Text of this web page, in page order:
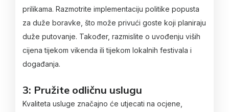
prilikama. Razmotrite implementaciju politike popusta
za duže boravke, što može privući goste koji planiraju
duže putovanje. Također, razmislite o uvođenju viših
cijena tijekom vikenda ili tijekom lokalnih festivala i
događanja.
3: Pružite odličnu uslugu
Kvaliteta usluge značajno će utjecati na ocjene,